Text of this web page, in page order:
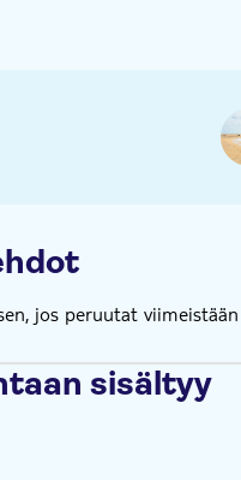
sääolosuhteista
jos peruutat
sisältyy